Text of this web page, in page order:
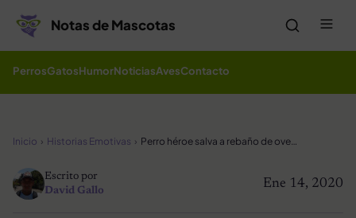
Notas de Mascotas
PerrosGatosHumorNoticiasAvesContacto
Inicio Historias Emotivas Perro héroe salva a rebaño de ovejas de los incendios forestales
Ene 14, 2020
Escrito por
David Gallo